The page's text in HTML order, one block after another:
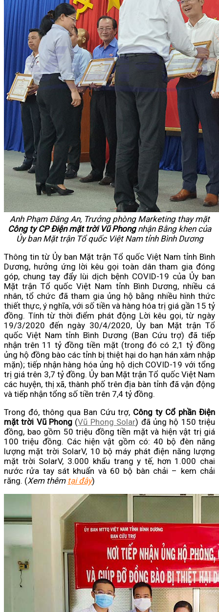
Anh Phạm Đăng An, Trưởng phòng Marketing thay mặt
Công ty CP Điện mặt trời Vũ Phongnhận Bằng khen của
Ủy ban Mặt trận Tổ quốc Việt Nam tỉnh Bình Dương
Thông tin từ Ủy ban Mặt trận Tổ quốc Việt Nam tỉnh Bình
Dương, hưởng ứng lời kêu gọi toàn dân tham gia đóng
góp, chung tay đẩy lùi dịch bệnh COVID-19 của Ủy ban
Mặt trận Tổ quốc Việt Nam tỉnh Bình Dương, nhiều cá
nhân, tổ chức đã tham gia ủng hộ bằng nhiều hình thức
thiết thực, ý nghĩa, với số tiền và hàng hóa trị giá gần 15 tỷ
đồng. Tính từ thời điểm phát động Lời kêu gọi, từ ngày
19/3/2020 đến ngày 30/4/2020, Ủy ban Mặt trận Tổ
quốc Việt Nam tỉnh Bình Dương (Ban Cứu trợ) đã tiếp
nhận trên 11 tỷ đồng tiền mặt (trong đó có 2,1 tỷ đồng
ủng hộ đồng bào các tỉnh bị thiệt hại do hạn hán xâm nhập
mặn); tiếp nhận hàng hóa ủng hộ dịch COVID-19 với tổng
trị giá trên 3,7 tỷ đồng. Ủy ban Mặt trận Tổ quốc Việt Nam
các huyện, thị xã, thành phố trên địa bàn tỉnh đã vận động
và tiếp nhận tổng số tiền trên 7,4 tỷ đồng.
Trong đó, thông qua Ban Cứu trợ, Công ty Cổ phần Điện
mặt trời Vũ Phong (Vũ Phong Solar) đã ủng hộ 150 triệu
đồng, bao gồm 50 triệu đồng tiền mặt và hiện vật trị giá
100 triệu đồng. Các hiện vật gồm có: 40 bộ đèn năng
lượng mặt trời SolarV, 10 bộ máy phát điện năng lượng
mặt trời SolarV, 3.000 khẩu trang y tế, hơn 1.000 chai
nước rửa tay sát khuẩn và 60 bộ bàn chải – kem chải
răng. (Xem thêm tại đây)